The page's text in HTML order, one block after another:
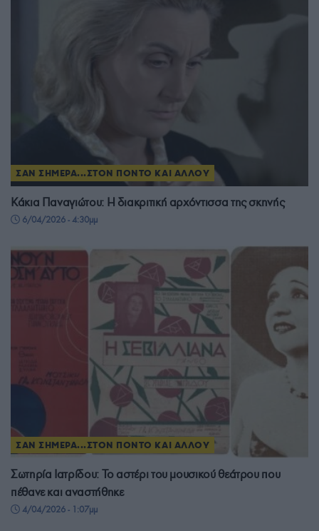
ΣΑΝ ΣΗΜΕΡΑ...ΣΤΟΝ ΠΟΝΤΟ ΚΑΙ ΑΛΛΟΥ
Κάκια Παναγιώτου: Η διακριτική αρχόντισσα της σκηνής
6/04/2026 - 4:30μμ
ΣΑΝ ΣΗΜΕΡΑ...ΣΤΟΝ ΠΟΝΤΟ ΚΑΙ ΑΛΛΟΥ
Σωτηρία Ιατρίδου: Το αστέρι του μουσικού θεάτρου που
πέθανε και αναστήθηκε
4/04/2026 - 1:07μμ